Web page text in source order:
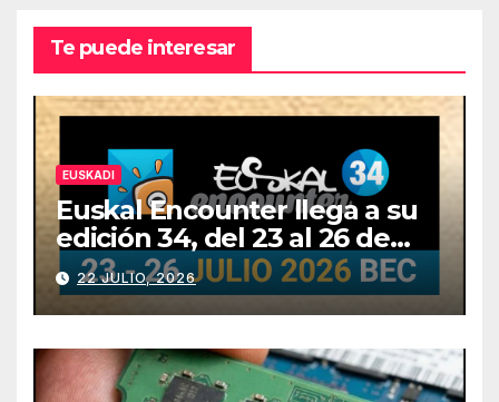
Te puede interesar
EUSKADI
Euskal Encounter llega a su
edición 34, del 23 al 26 de
julio
22 JULIO, 2026